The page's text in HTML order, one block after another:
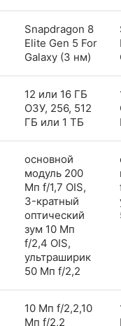
Snapdragon 8
Elite Gen 5 For
Galaxy (3 нм)
12 или 16 ГБ
ОЗУ, 256, 512
ГБ или 1 ТБ
основной
модуль 200
Мп f/1,7 OIS,
3-кратный
оптический
зум 10 Мп
f/2,4 OIS,
ультраширик
50 Мп f/2,2
10 Мп f/2,2,10
Мп f/2,2